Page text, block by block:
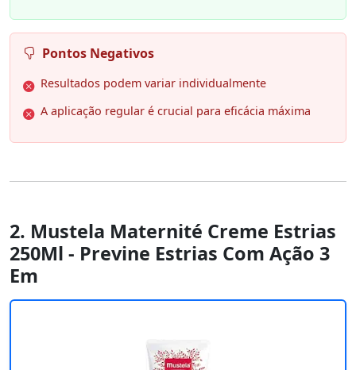
Pontos Negativos
Resultados podem variar individualmente
A aplicação regular é crucial para eficácia máxima
2. Mustela Maternité Creme Estrias
250Ml - Previne Estrias Com Ação 3
Em